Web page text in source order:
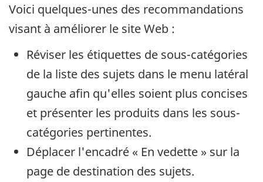
Voici quelques-unes des recommandations
visant à améliorer le site Web :
Réviser les étiquettes de sous-catégories
de la liste des sujets dans le menu latéral
gauche afin qu'elles soient plus concises
et présenter les produits dans les sous-
catégories pertinentes.
Déplacer l'encadré « En vedette » sur la
page de destination des sujets.